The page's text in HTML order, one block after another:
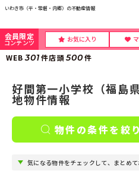
いわき市（平・常磐・内郷）の不動産情報
会員限定
コンテンツ お気に入り
WEB 301件店頭500件
好間第一小学校（福島
地物件情報
物件の条件を絞
気になる物件をチェックして、まとめて